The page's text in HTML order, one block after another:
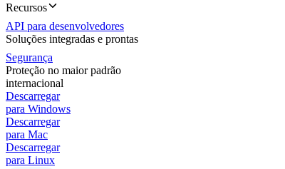
Recursos
API para desenvolvedores
Soluções integradas e prontas
Segurança
Proteção no maior padrão
internacional
Descarregar
para Windows
Descarregar
para Mac
Descarregar
para Linux